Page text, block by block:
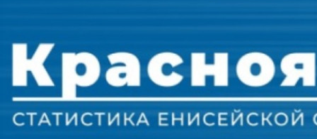
Экономика
01.06.2026 07:55
491